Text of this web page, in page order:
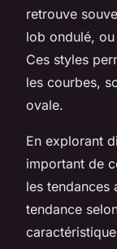
retrouve
lob ondulé,
Ces styles
les courbes,
ovale.
En explorant
important de
les tendances
tendance